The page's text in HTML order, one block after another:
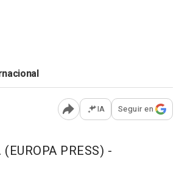
Abrir opciones para
IA Seguir en
PRESS) -